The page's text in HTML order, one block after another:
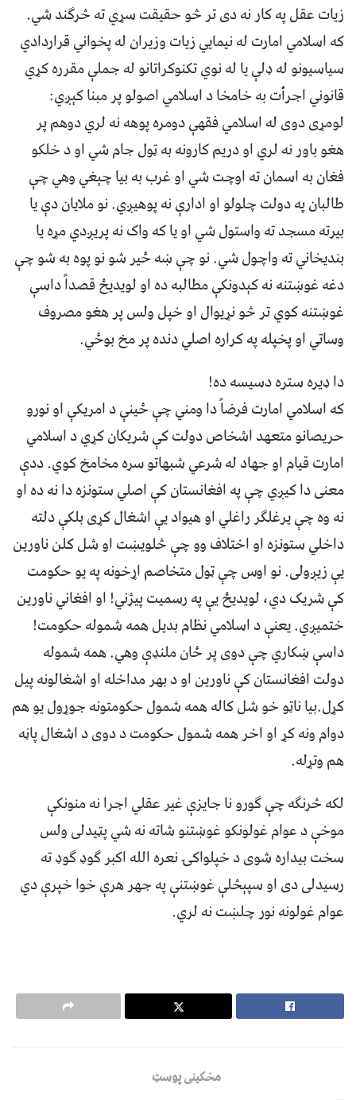
زيات عقل په کار نه دی تر څو حقيقت سړي ته څرګند شي.
که اسلامي امارت له نيمايي زيات وزيران له پخواني قراردادي
سياسيونو له ډلې يا له نوي تکنوکراتانو له جملې مقرره کړي
قانوني اجرأت به خامخا د اسلامي اصولو پر مبنا کېږي:
لومړی دوی له اسلامي فقهې دومره پوهه نه لري دوهم پر
هغو باور نه لري او دريم کارونه به ټول جام شي او د خلکو
فغان به اسمان ته اوچت شي او غرب به بيا چېغي وهي چې
طالبان په دولت چلولو او ادارې نه پوهيږي. نو ملايان دې يا
بيرته مسجد ته واستول شي او يا که واک نه پريږدي مړه يا
بنديخاني ته واچول شي. نو چې ښه ځير شو نو پوه به شو چې
دغه غوښتنه نه کېدونکې مطالبه ده او لويديځ قصداً داسې
غوښتنه کوي تر څو نړيوال او خپل ولس پر هغو مصروف
وساتي او پخپله په کراره اصلي دنده پر مخ بوځي.
دا ډيره ستره دسيسه ده!
که اسلامي امارت فرضاً دا ومني چې ځينې د امريکې او نورو
حريصانو متعهد اشخاص دولت کې شريکان کړي د اسلامي
امارت قيام او جهاد له شرعي شبهاتو سره مخامخ کوي. ددې
معنی دا کيږي چې په افغانستان کې اصلي ستونزه دا نه ده او
نه وه چې يرغلګر راغلي او هيواد يې اشغال کړی بلکې دلته
داخلي ستونزه او اختلاف وو چې څلويښت او شل کلن ناورين
يې زيږولی. نو اوس چې ټول متخاصم اړخونه په يو حکومت
کې شريک دي، لويديځ يې په رسميت پيژني! او افغاني ناورين
ختميږي. يعنې د اسلامي نظام بديل همه شموله حکومت!
داسې ښکاري چې دوی پر ځان ملنډې وهي. همه شموله
دولت افغانستان کې ناورين او د بهر مداخله او اشغالونه پيل
کړل.بيا ناټو خو شل کاله همه شمول حکومتونه جوړول يو هم
دوام ونه کړ او اخر همه شمول حکومت د دوی د اشغال پاڼه
هم وتړله.
لکه څرنګه چې ګورو نا جايزې غير عقلي اجرا نه منونکې
موخې د عوام غولونکو غوښتنو شاته نه شي پټيدلی ولس
سخت بيداره شوی د خپلواکۍ نعره الله اکبر ګوډ ګوډ ته
رسيدلی دی او سپېڅلې غوښتنې په جهر هرې خوا خپرې دي
عوام غولونه نور چلښت نه لري.
مخکینی پوسټ